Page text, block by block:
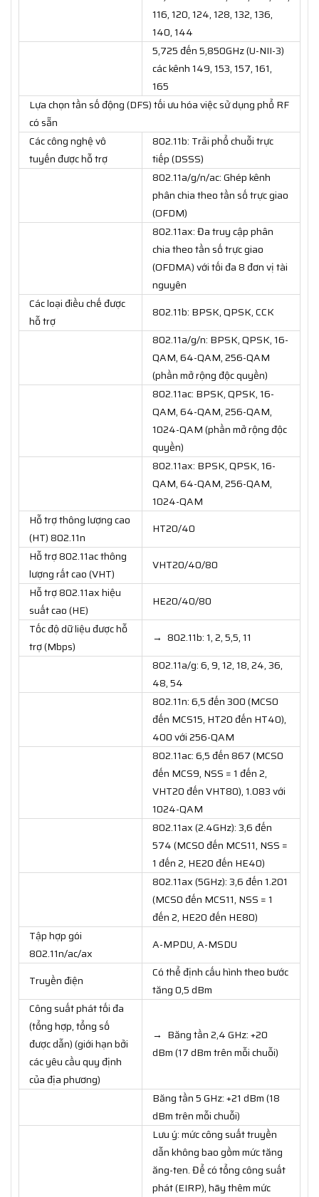
116, 120, 124, 128, 132, 136,
140, 144
5,725 đến 5,850GHz (U-NII-3)
các kênh 149, 153, 157, 161,
165
Lựa chọn tần số động (DFS) tối ưu hóa việc sử dụng phổ RF
có sẵn
Các công nghệ vô
tuyến được hỗ trợ
802.11b: Trải phổ chuỗi trực
tiếp (DSSS)
802.11a/g/n/ac: Ghép kênh
phân chia theo tần số trực giao
(OFDM)
802.11ax: Đa truy cập phân
chia theo tần số trực giao
(OFDMA) với tối đa 8 đơn vị tài
nguyên
Các loại điều chế được
hỗ trợ
802.11b: BPSK, QPSK, CCK
802.11a/g/n: BPSK, QPSK, 16-
QAM, 64-QAM, 256-QAM
(phần mở rộng độc quyền)
802.11ac: BPSK, QPSK, 16-
QAM, 64-QAM, 256-QAM,
1024-QAM (phần mở rộng độc
quyền)
802.11ax: BPSK, QPSK, 16-
QAM, 64-QAM, 256-QAM,
1024-QAM
Hỗ trợ thông lượng cao
(HT) 802.11n
HT20/40
Hỗ trợ 802.11ac thông
lượng rất cao (VHT)
VHT20/40/80
Hỗ trợ 802.11ax hiệu
suất cao (HE)
HE20/40/80
Tốc độ dữ liệu được hỗ
trợ (Mbps)
→ 802.11b: 1, 2, 5,5, 11
802.11a/g: 6, 9, 12, 18, 24, 36,
48, 54
802.11n: 6,5 đến 300 (MCS0
đến MCS15, HT20 đến HT40),
400 với 256-QAM
802.11ac: 6,5 đến 867 (MCS0
đến MCS9, NSS = 1 đến 2,
VHT20 đến VHT80), 1.083 với
1024-QAM
802.11ax (2.4GHz): 3,6 đến
574 (MCS0 đến MCS11, NSS =
1 đến 2, HE20 đến HE40)
802.11ax (5GHz): 3,6 đến 1.201
(MCS0 đến MCS11, NSS = 1
đến 2, HE20 đến HE80)
Tập hợp gói
802.11n/ac/ax
A-MPDU, A-MSDU
Truyền điện
Có thể định cấu hình theo bước
tăng 0,5 dBm
Công suất phát tối đa
(tổng hợp, tổng số
được dẫn) (giới hạn bởi
các yêu cầu quy định
của địa phương)
→ Băng tần 2,4 GHz: +20
dBm (17 dBm trên mỗi chuỗi)
Băng tần 5 GHz: +21 dBm (18
dBm trên mỗi chuỗi)
Lưu ý: mức công suất truyền
dẫn không bao gồm mức tăng
ăng-ten. Để có tổng công suất
phát (EIRP), hãy thêm mức